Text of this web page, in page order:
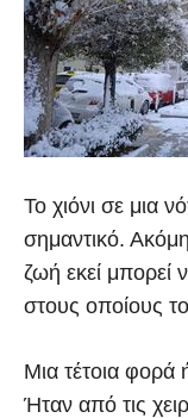
Το χιόνι σε μια
σημαντικό.
ζωή εκεί μπορεί
στους οποίους
Μια τέτοια φορά
Ήταν από τις